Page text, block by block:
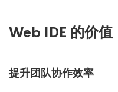
Web IDE 的价值
提升团队协作效率